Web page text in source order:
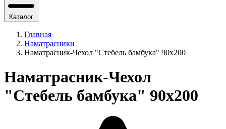
Каталог
Главная
Наматрасники
Наматрасник-Чехол "Стебель бамбука" 90х200
Наматрасник-Чехол
"Стебель бамбука" 90х200